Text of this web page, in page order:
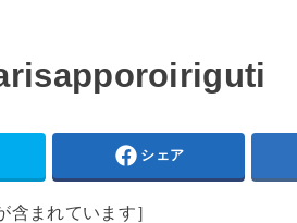
シェア
含まれています］